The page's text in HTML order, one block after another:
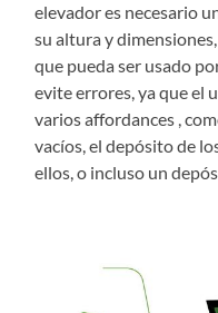
elevador es necesario
su altura y
que pueda ser usado
evite errores, ya que el
varios affordances ,
vacíos, el depósito de
ellos, o incluso un